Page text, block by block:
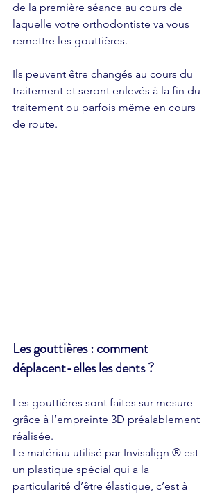
de la première séance au cours de
laquelle votre orthodontiste va vous
remettre les gouttières.
Ils peuvent être changés au cours du
traitement et seront enlevés à la fin du
traitement ou parfois même en cours
de route.
Les gouttières : comment
déplacent-elles les dents ?
Les gouttières sont faites sur mesure
grâce à l’empreinte 3D préalablement
réalisée.
Le matériau utilisé par Invisalign ® est
un plastique spécial qui a la
particularité d’être élastique, c’est à